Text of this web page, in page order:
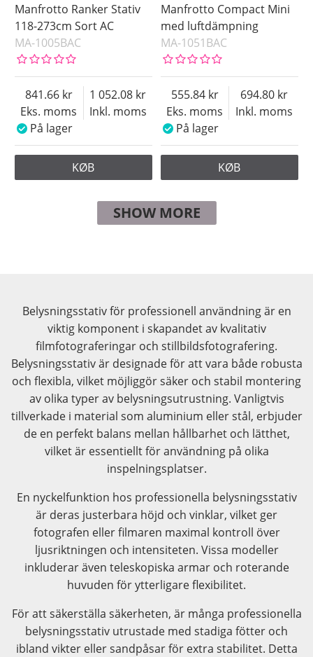
Manfrotto Ranker Stativ
118-273cm Sort AC
MA-1005BAC
Eks. moms
841.66
Inkl. moms
1 052.08
På lager
KØB
Manfrotto Compact Mini
med luftdämpning
MA-1051BAC
Eks. moms
555.84
Inkl. moms
694.80
På lager
KØB
SHOW MORE
Belysningsstativ för professionell användning är en
viktig komponent i skapandet av kvalitativ
filmfotograferingar och stillbildsfotografering.
Belysningsstativ är designade för att vara både robusta
och flexibla, vilket möjliggör säker och stabil montering
av olika typer av belysningsutrustning. Vanligtvis
tillverkade i material som aluminium eller stål, erbjuder
de en perfekt balans mellan hållbarhet och lätthet,
vilket är essentiellt för användning på olika
inspelningsplatser.
En nyckelfunktion hos professionella belysningsstativ
är deras justerbara höjd och vinklar, vilket ger
fotografen eller filmaren maximal kontroll över
ljusriktningen och intensiteten. Vissa modeller
inkluderar även teleskopiska armar och roterande
huvuden för ytterligare flexibilitet.
För att säkerställa säkerheten, är många professionella
belysningsstativ utrustade med stadiga fötter och
ibland vikter eller sandpåsar för extra stabilitet. Detta